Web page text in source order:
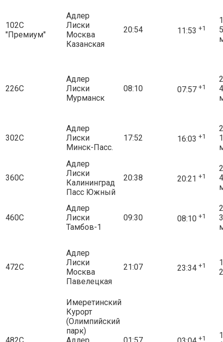
102С
"Премиум"
Адлер
Лиски
Москва
Казанская
20:54 11:53 +1
226С
Адлер
Лиски
Мурманск
08:10 07:57 +1
302С
Адлер
Лиски
Минск-Пасс.
17:52 16:03 +1
360С
Адлер
Лиски
Калининград
Пасс Южный
20:38 20:21 +1
460С
Адлер
Лиски
Тамбов-1
09:30 08:10 +1
472С
Адлер
Лиски
Москва
Павелецкая
21:07 23:34 +1
Имеретинский
Курорт
(Олимпийский
парк)
+1